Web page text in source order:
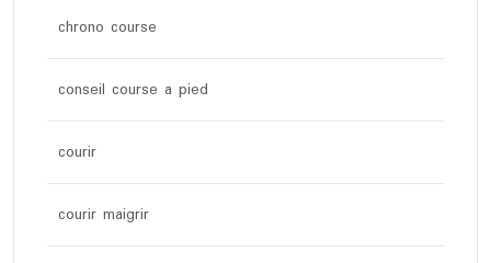
chrono course
conseil course a pied
courir
courir maigrir